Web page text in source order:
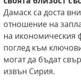
Дамаск са доста
отношение на
на икономическия
поглед към
могат да бъдат
извън Сирия.